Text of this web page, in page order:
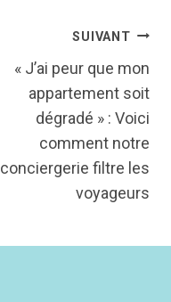
SUIVANT
« J’ai peur que mon
appartement soit
dégradé » : Voici
comment notre
conciergerie filtre les
voyageurs